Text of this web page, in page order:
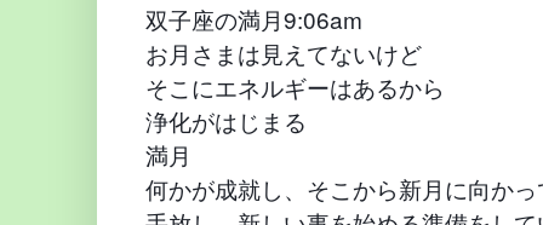
双子座の満月9:06am
お月さまは見えてないけど
そこにエネルギーはあるから
浄化がはじまる
満月
何かが成就し、そこから新月に向かっ